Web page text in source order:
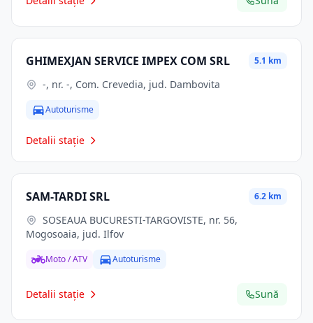
GHIMEXJAN SERVICE IMPEX COM SRL 5.1 km
-, nr. -, Com. Crevedia, jud. Dambovita
Autoturisme
Detalii stație
SAM-TARDI SRL 6.2 km
Mogosoaia, jud. Ilfov
Moto / ATV Autoturisme
Detalii stație Sună